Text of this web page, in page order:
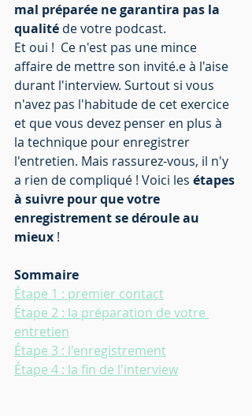
mal préparée ne garantira pas la
qualité de votre podcast.
Et oui !  Ce n'est pas une mince
affaire de mettre son invité.e à l'aise
durant l'interview. Surtout si vous
n'avez pas l'habitude de cet exercice
et que vous devez penser en plus à
la technique pour enregistrer
l'entretien. Mais rassurez-vous, il n'y
a rien de compliqué ! Voici les étapes
à suivre pour que votre
enregistrement se déroule au
mieux !
Sommaire
Étape 1 : premier contact
Étape 2 : la préparation de votre
entretien
Étape 3 : l'enregistrement
Étape 4 : la fin de l'interview